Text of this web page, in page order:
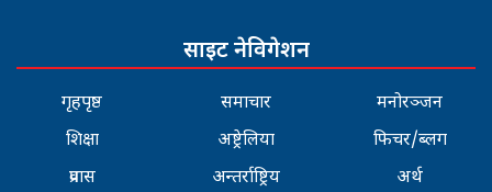
साइट नेविगेशन
गृहपृष्ठ
शिक्षा
प्रवास
समाचार
अष्ट्रेलिया
अन्तर्राष्ट्रिय
मनोरञ्जन
फिचर/ब्लग
अर्थ